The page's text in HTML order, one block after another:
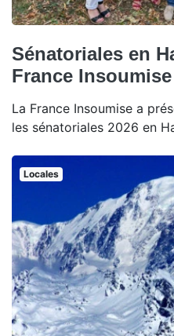
Sénatoriales en
France
La France Insoumise a
les sénatoriales 2026 en
Locales